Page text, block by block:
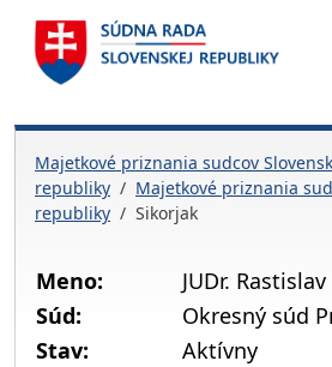
Skočiť na hlavnú navigáciu
Skočiť na obsah
Skočiť na bočnú lištu
Skočiť na pätičku
Majetkové priznania sudcov
republiky
Majetkové priznania
republiky
Sikorjak
Meno:
JUDr.
Súd:
Okresný súd
Stav:
Aktívny